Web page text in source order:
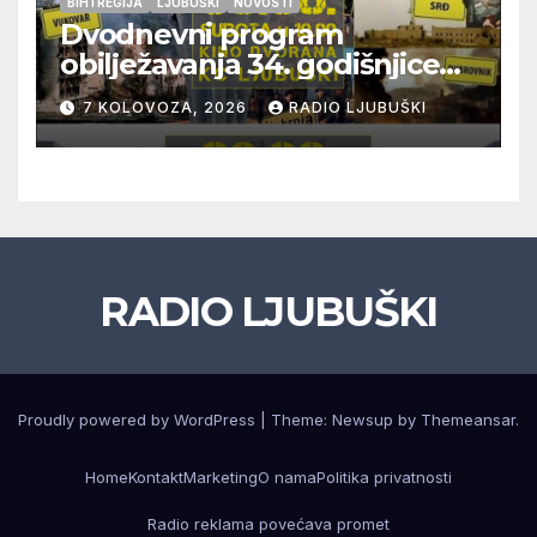
BIH I REGIJA LJUBUŠKI NOVOSTI
Dvodnevni program
obilježavanja 34. godišnjice
pogibije generala Blaža
Kraljevića i osmorice
pripadnika HOS-a
7 KOLOVOZA, 2026 RADIO LJUBUŠKI
RADIO LJUBUŠKI
Proudly powered by WordPress Theme: Newsup by Themeansar.
HomeKontaktMarketingO namaPolitika privatnosti
Radio reklama povećava promet